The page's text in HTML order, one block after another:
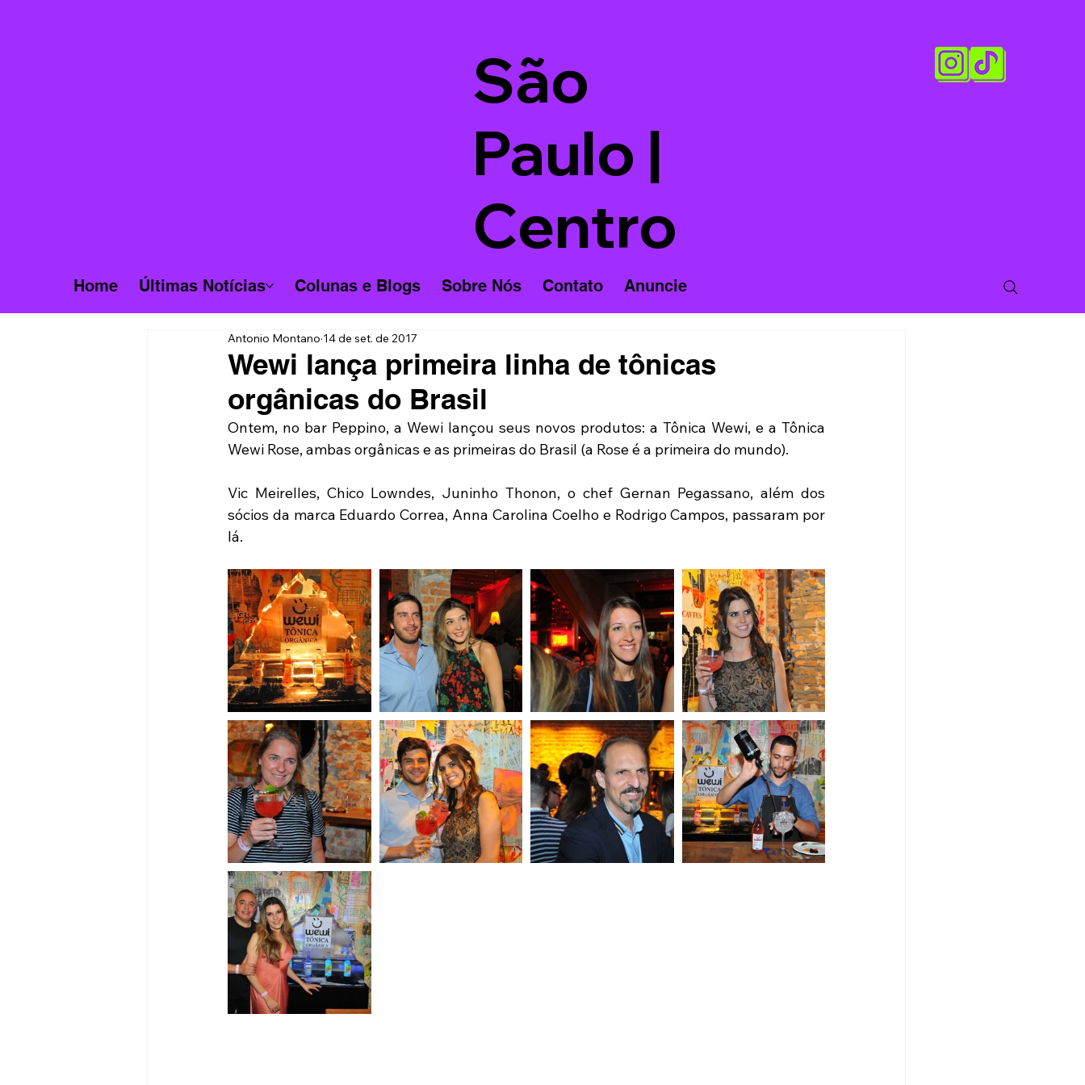
São
Paulo |
Centro
Home Últimas Notícias Colunas e Blogs Sobre Nós Contato Anuncie
Wewi lança primeira linha de tônicas
orgânicas do Brasil
Antonio Montano 14 de set. de 2017
Ontem, no bar Peppino, a Wewi lançou seus novos produtos: a Tônica Wewi, e a Tônica
Wewi Rose, ambas orgânicas e as primeiras do Brasil (a Rose é a primeira do mundo).
Vic Meirelles, Chico Lowndes, Juninho Thonon, o chef Gernan Pegassano, além dos
sócios da marca Eduardo Correa, Anna Carolina Coelho e Rodrigo Campos, passaram por
lá.